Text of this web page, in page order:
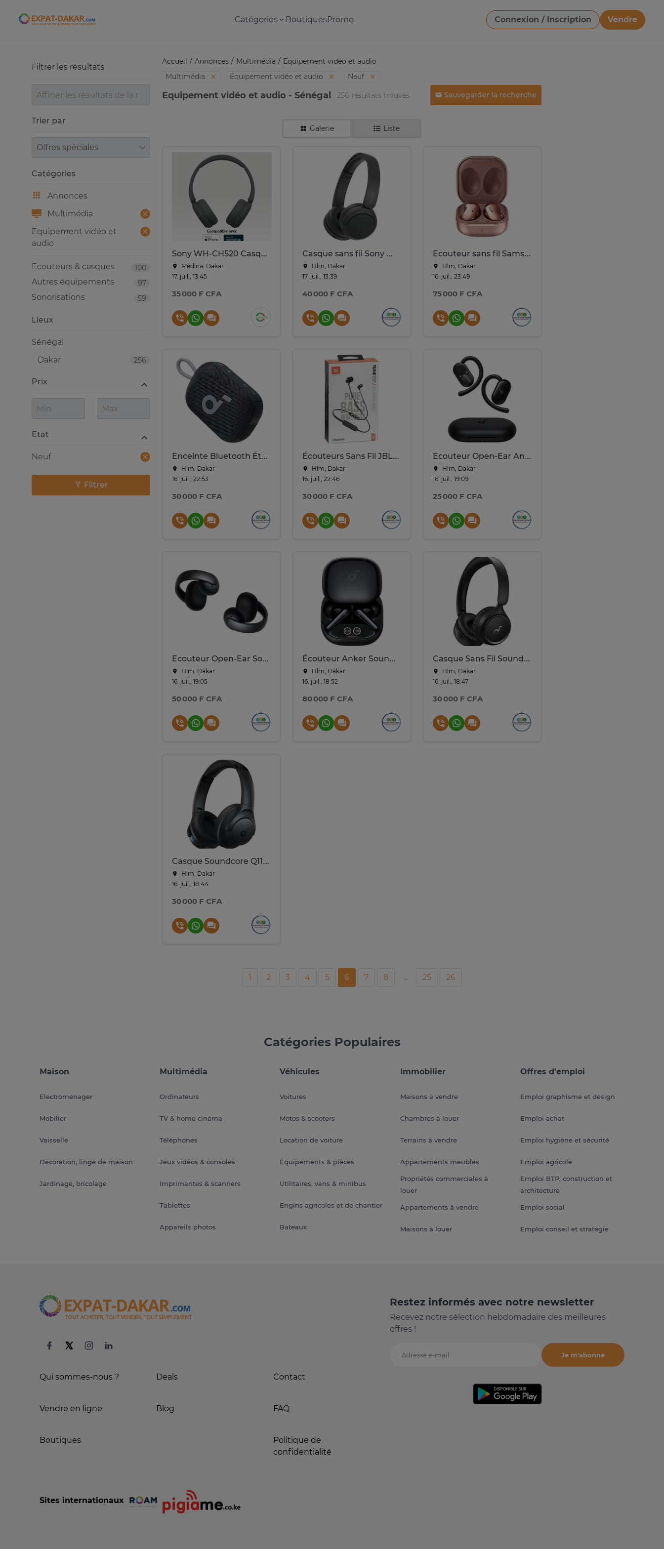
Expat-Dakar Catégories BoutiquesPromo Connexion / Inscription
Vendre
Télécharger une image
Accueil Annonces Multimédia
Equipement vidéo et audio
Multimédia
Equipement vidéo et audio Neuf
Equipement vidéo et audio - Sénégal 256 résultats trouvés Sauvegarder la recherche
Galerie Liste
Sony WH-CH520 Casque Bluetooth - Multipoint - Micro
Médina, Dakar
17. juil., 13:45
35 000 F CFA
Casque sans fil Sony WH-CH520 50 heures d'autonomie
Hlm, Dakar
17. juil., 13:39
40 000 F CFA
Ecouteur sans fil Samsung Galaxy Buds Live
Hlm, Dakar
16. juil., 23:49
75 000 F CFA
Enceinte Bluetooth Étanche Anker Soundcore Select 4 Go
Hlm, Dakar
16. juil., 22:53
30 000 F CFA
Écouteurs Sans Fil JBL Tune 125BT Son Pure Bass
Hlm, Dakar
16. juil., 22:46
30 000 F CFA
Ecouteur Open-Ear Anker Soundcore V20i
Hlm, Dakar
16. juil., 19:09
25 000 F CFA
Ecouteur Open-Ear Soundcore C50i Anker Style Clip Earbuds
Hlm, Dakar
16. juil., 19:05
50 000 F CFA
Écouteur Anker Soundcore Liberty 4 Pro Sans Fil Hi-Res ANC
Hlm, Dakar
16. juil., 18:52
80 000 F CFA
Casque Sans Fil Soundcore H30i Anker Autonomie 70h
Hlm, Dakar
16. juil., 18:47
30 000 F CFA
Casque Soundcore Q11i Casque Bluetooth sans Fil par Anker
Hlm, Dakar
16. juil., 18:44
30 000 F CFA
1 2 3 4 5 6 7 8 ... 25 26
Filtrer les résultats
Trier par
Trier par
Catégories
Annonces
Multimédia
Equipement vidéo et
audio
100
Ecouteurs & casques
97
Autres équipements
59
Sonorisations
Lieux
Sénégal
256
Dakar
Prix
Etat
Neuf
Filtrer
Catégories Populaires
Maison
Electromenager
Mobilier
Vaisselle
Décoration, linge de maison
Jardinage, bricolage
Multimédia
Ordinateurs
TV & home cinéma
Téléphones
Jeux vidéos & consoles
Imprimantes & scanners
Tablettes
Appareils photos
Véhicules
Voitures
Motos & scooters
Location de voiture
Équipements & pièces
Utilitaires, vans & minibus
Engins agricoles et de chantier
Bateaux
Immobilier
Maisons à vendre
Chambres à louer
Terrains à vendre
Appartements meublés
Propriétés commerciales à
louer
Appartements à vendre
Maisons à louer
Offres d'emploi
Emploi graphisme et design
Emploi achat
Emploi hygiène et sécurité
Emploi agricole
Emploi BTP, construction et
architecture
Emploi social
Emploi conseil et stratégie
Qui sommes-nous ?
Vendre en ligne
Boutiques
Deals
Blog
Contact
FAQ
Politique de
confidentialité
Restez informés avec notre newsletter
Recevez notre sélection hebdomadaire des meilleures
offres !
Adresse e-mail
Je m'abonne
Sites internationaux